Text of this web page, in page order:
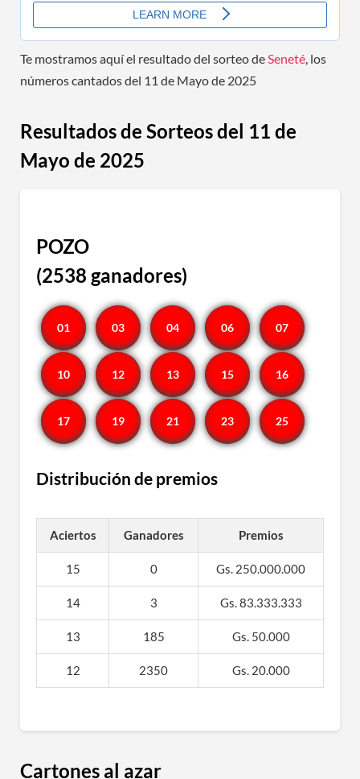
Te mostramos aquí el resultado del sorteo deSeneté, los
números cantados del 11 de Mayo de 2025
Resultados de Sorteos del 11 de
Mayo de 2025
POZO
(2538 ganadores)
01 03 04 06 07
10 12 13 15 16
17 19 21 23 25
Distribución de premios
Aciertos Ganadores Premios
15 0 Gs. 250.000.000
14 3 Gs. 83.333.333
13 185 Gs. 50.000
12 2350 Gs. 20.000
Cartones al azar